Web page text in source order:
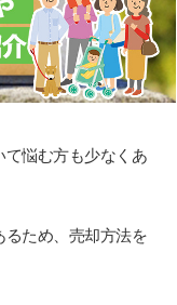
て悩む方も少なくあ
ため、売却方法を